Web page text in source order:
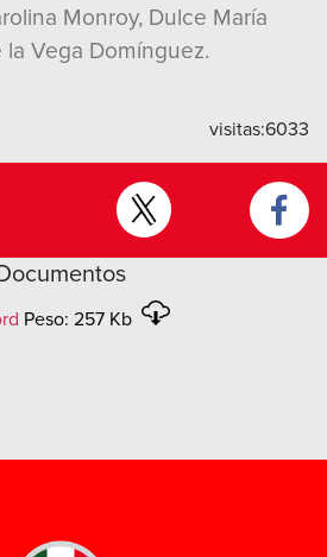
Monroy, Dulce María
la Vega Domínguez.
visitas:6033
Peso: 257 Kb